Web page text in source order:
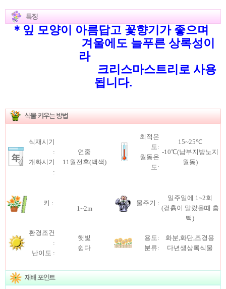
＊ 잎 모양이 아름답고 꽃향기 가 좋으며
겨울에도 늘푸른 상록성이
라
크리스마스트리 로 사용
됩니다.
식재시기
:
개화시기
:
연중
11월전후(백색)
최적온
도:
월동온
도:
15~25℃
-10℃(남부지방노지
월동)
키 :
1~2m
물주기 :
일주일에 1~2회
(겉흙이 말랐을때 흠
뻑)
환경조건
:
난이도 :
햇빛
쉽다
용도:
분류:
화분,화단,조경용
다년생상록식물